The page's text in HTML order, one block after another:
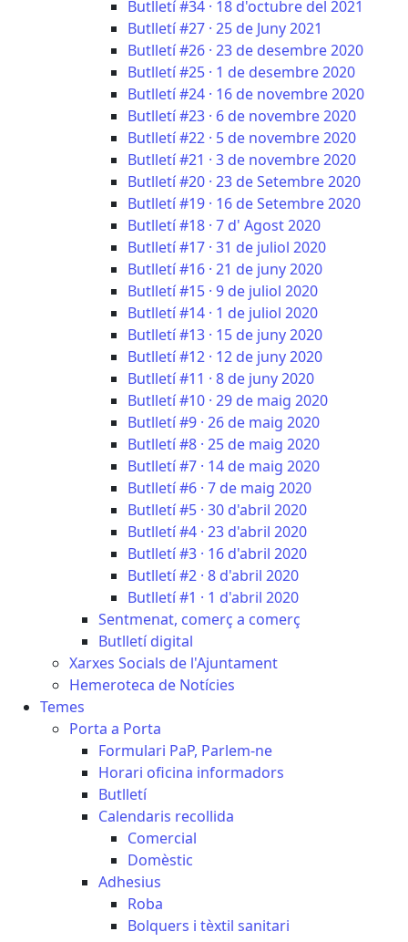
Butlletí #34 · 18 d'octubre del 2021
Butlletí #27 · 25 de Juny 2021
Butlletí #26 · 23 de desembre 2020
Butlletí #25 · 1 de desembre 2020
Butlletí #24 · 16 de novembre 2020
Butlletí #23 · 6 de novembre 2020
Butlletí #22 · 5 de novembre 2020
Butlletí #21 · 3 de novembre 2020
Butlletí #20 · 23 de Setembre 2020
Butlletí #19 · 16 de Setembre 2020
Butlletí #18 · 7 d' Agost 2020
Butlletí #17 · 31 de juliol 2020
Butlletí #16 · 21 de juny 2020
Butlletí #15 · 9 de juliol 2020
Butlletí #14 · 1 de juliol 2020
Butlletí #13 · 15 de juny 2020
Butlletí #12 · 12 de juny 2020
Butlletí #11 · 8 de juny 2020
Butlletí #10 · 29 de maig 2020
Butlletí #9 · 26 de maig 2020
Butlletí #8 · 25 de maig 2020
Butlletí #7 · 14 de maig 2020
Butlletí #6 · 7 de maig 2020
Butlletí #5 · 30 d'abril 2020
Butlletí #4 · 23 d'abril 2020
Butlletí #3 · 16 d'abril 2020
Butlletí #2 · 8 d'abril 2020
Butlletí #1 · 1 d'abril 2020
Sentmenat, comerç a comerç
Butlletí digital
Xarxes Socials de l'Ajuntament
Hemeroteca de Notícies
Temes
Porta a Porta
Formulari PaP, Parlem-ne
Horari oficina informadors
Butlletí
Calendaris recollida
Comercial
Domèstic
Adhesius
Roba
Bolquers i tèxtil sanitari